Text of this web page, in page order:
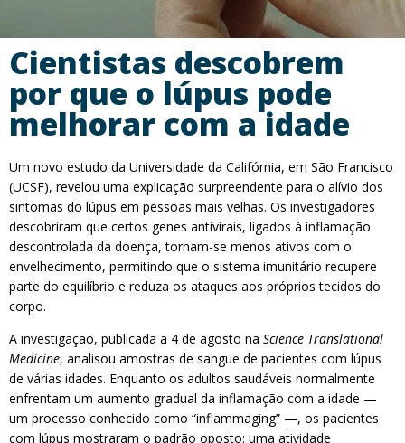
Cientistas descobrem
por que o lúpus pode
melhorar com a idade
Um novo estudo da Universidade da Califórnia, em São Francisco
(UCSF), revelou uma explicação surpreendente para o alívio dos
sintomas do lúpus em pessoas mais velhas. Os investigadores
descobriram que certos genes antivirais, ligados à inflamação
descontrolada da doença, tornam-se menos ativos com o
envelhecimento, permitindo que o sistema imunitário recupere
parte do equilíbrio e reduza os ataques aos próprios tecidos do
corpo.
A investigação, publicada a 4 de agosto na Science Translational
Medicine, analisou amostras de sangue de pacientes com lúpus
de várias idades. Enquanto os adultos saudáveis normalmente
enfrentam um aumento gradual da inflamação com a idade —
um processo conhecido como “inflammaging” —, os pacientes
com lúpus mostraram o padrão oposto: uma atividade